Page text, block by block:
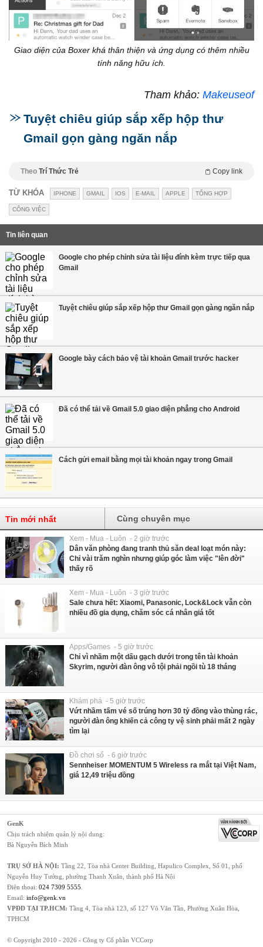
Giao diện của Boxer khá thân thiện và ứng dụng có thêm nhiều
tính năng hữu ích.
Tham khảo: Makeuseof
Tuyệt chiêu giúp sắp xếp hộp thư
Gmail gọn gàng ngăn nắp
Theo Trí Thức Trẻ Copy link
TỪ KHÓA IPHONE GMAIL IOS E-MAIL APPLE TỔNG HỢP
CÔNG VIỆC
Tin liên quan
Google cho phép chỉnh sửa tài liệu đính kèm trực tiếp qua
Gmail
Tuyệt chiêu giúp sắp xếp hộp thư Gmail gọn gàng ngăn nắp
Google bày cách bảo vệ tài khoản Gmail trước hacker
Đã có thể tải về Gmail 5.0 giao diện phẳng cho Android
Cách gửi email bằng mọi tài khoản ngay trong Gmail
Tin mới nhất Cùng chuyên mục
Xem - Mua - Luôn - 2 giờ trước
Dân văn phòng đang tranh thủ săn deal loạt món này:
Chỉ vài trăm nghìn nhưng giúp góc làm việc "lên đời"
thấy rõ
Xem - Mua - Luôn - 3 giờ trước
Sale chưa hết: Xiaomi, Panasonic, Lock&Lock vẫn còn
nhiều đồ gia dụng, chăm sóc cá nhân giá tốt
Apps/Games - 5 giờ trước
Chỉ vì nhầm một dấu gạch dưới trong tên tài khoản
Skyrim, người đàn ông vô tội phải ngồi tù 18 tháng
Khám phá - 5 giờ trước
Vứt nhầm tấm vé số trúng hơn 30 tỷ đồng vào thùng rác,
người đàn ông khiến cả công ty vệ sinh phải mất 2 ngày
tìm lại
Đồ chơi số - 6 giờ trước
Sennheiser MOMENTUM 5 Wireless ra mắt tại Việt Nam,
giá 12,49 triệu đồng
GenK
Chịu trách nhiệm quản lý nội dung:
Bà Nguyễn Bích Minh
TRỤ SỞ HÀ NỘI: Tầng 22, Tòa nhà Center Building, Hapulico Complex, Số 01, phố
Nguyễn Huy Tưởng, phường Thanh Xuân, thành phố Hà Nội
Điện thoại: 024 7309 5555
Email: info@genk.vn
VPĐD TẠI TP.HCM: Tầng 4, Tòa nhà 123, số 127 Võ Văn Tần, Phường Xuân Hòa,
TPHCM
© Copyright 2010 - 2026 - Công ty Cổ phần VCCorp